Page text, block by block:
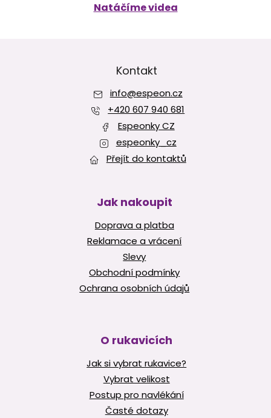
Natáčíme videa
Kontakt
info@espeon.cz
+420 607 940 681
Espeonky CZ
espeonky_cz
Přejít do kontaktů
Jak nakoupit
Doprava a platba
Reklamace a vrácení
Slevy
Obchodní podmínky
Ochrana osobních údajů
O rukavicích
Jak si vybrat rukavice?
Vybrat velikost
Postup pro navlékání
Časté dotazy